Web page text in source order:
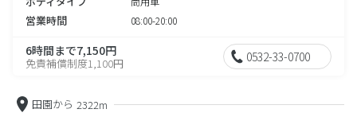
営業時間 08:00-20:00
6時間まで7,150円
免責補償制度1,100円 0532-33-0700
田園から 2322m